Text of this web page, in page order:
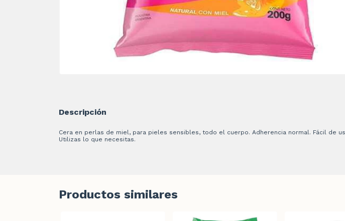
Descripción
Cera en perlas de miel, para pieles sensibles, todo el cuerpo. Adherencia normal. Fácil de
Utilizas lo que necesitas.
Productos similares